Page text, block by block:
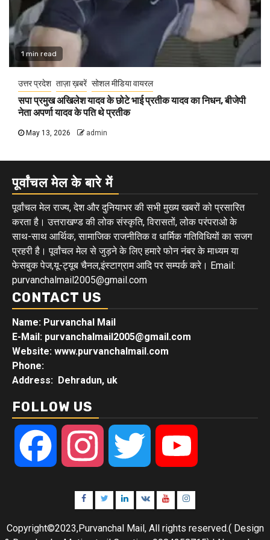
1 min read
उत्तर प्रदेश ताज़ा ख़बरें सोशल मीडिया वायरल
सपा प्रमुख अखिलेश यादव के छोटे भाई प्रतीक यादव का निधन, बीजेपी
नेता अपर्णा यादव के पति थे प्रतीक
May 13, 2026 admin
पूर्वांचल मेल के बारे में
पूर्वांचल मेल राज्य, देश और दुनियाभर की सभी मुख्य खबरों को प्रसारित
करता है। उत्तराखण्ड की लोक संस्कृति, विरासतों, लोक परंपराओ के
साथ-साथ आर्थिक, सामाजिक राजनीतिक व धार्मिक गतिविधियों का सजग
प्रहरी है। पूर्वांचल मेल से जुड़ने के लिए हमारे फोन नंबर के माध्यम या
फेसबुक पेज,यू-ट्यूब चैनल,इंस्टाग्राम आदि पर सम्पर्क करे। Email:
purvanchalmail2005@gmail.com
CONTACT US
Name: Purvanchal Mail
E-Mail: purvanchalmail2005@gmail.com
Website: www.purvanchalmail.com
Phone:
Address: Dehradun, uk
FOLLOW US
Facebook Instagram Twitter
Facebook
TwitterLinkedin
VK YoutubeInstagram
Copyright©2023,Purvanchal Mail, All rights reserved.( Design